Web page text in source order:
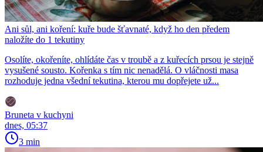
Ani sůl, ani koření: kuře bude šťavnaté, když ho den předem
naložíte do 1 tekutiny
Osolíte, okořeníte, ohlídáte čas v troubě a z kuřecích prsou je stejně
vysušené sousto. Kořenka s tím nic nenadělá. O vláčnosti masa
rozhoduje jedna všední tekutina, kterou mu dopřejete už...
Bruneta v kuchyni
dnes, 05:37
3 min